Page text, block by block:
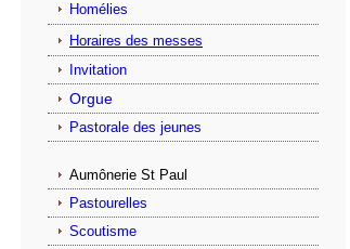
Homélies
Horaires des messes
Invitation
Orgue
Pastorale des jeunes
Aumônerie St Paul
Pastourelles
Scoutisme